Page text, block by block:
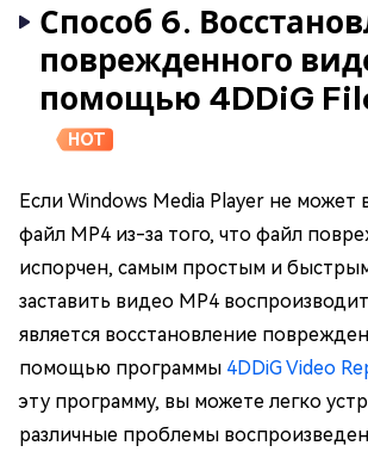
Способ 6.
поврежденного
помощью 4DDiG
HOT
Если Windows Media Player не может
файл MP4 из-за того, что файл
испорчен, самым простым и
заставить видео MP4
является восстановление
помощью программы 4DDiG Video
эту программу, вы можете легко
различные проблемы